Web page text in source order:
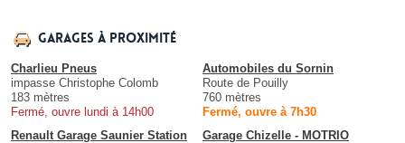
Garages à proximité
Charlieu Pneus
impasse Christophe Colomb
183 mètres
Fermé, ouvre lundi à 14h00
Automobiles du Sornin
Route de Pouilly
760 mètres
Fermé, ouvre à 7h30
Renault Garage Saunier Station
Garage Chizelle - MOTRIO